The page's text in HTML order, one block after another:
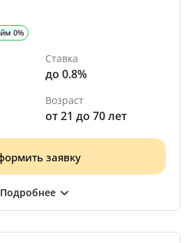
0%
Ставка
до 0.8%
Возраст
от 21 до 70 лет
заявку